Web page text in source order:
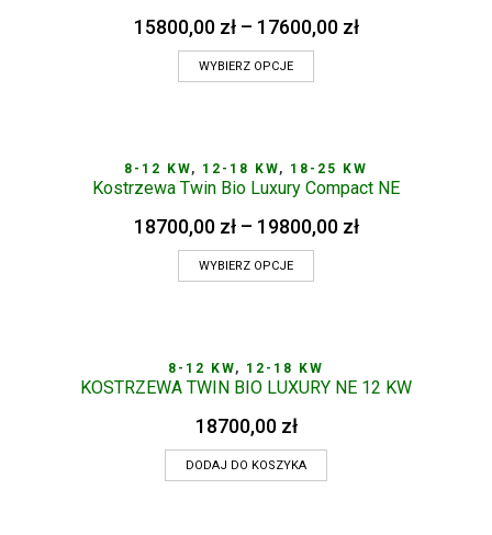
15800,00 zł– 17600,00 zł
WYBIERZ OPCJE
8-12 KW, 12-18 KW, 18-25 KW
Kostrzewa Twin Bio Luxury Compact NE
18700,00 zł– 19800,00 zł
WYBIERZ OPCJE
8-12 KW, 12-18 KW
KOSTRZEWA TWIN BIO LUXURY NE 12 KW
18700,00 zł
DODAJ DO KOSZYKA